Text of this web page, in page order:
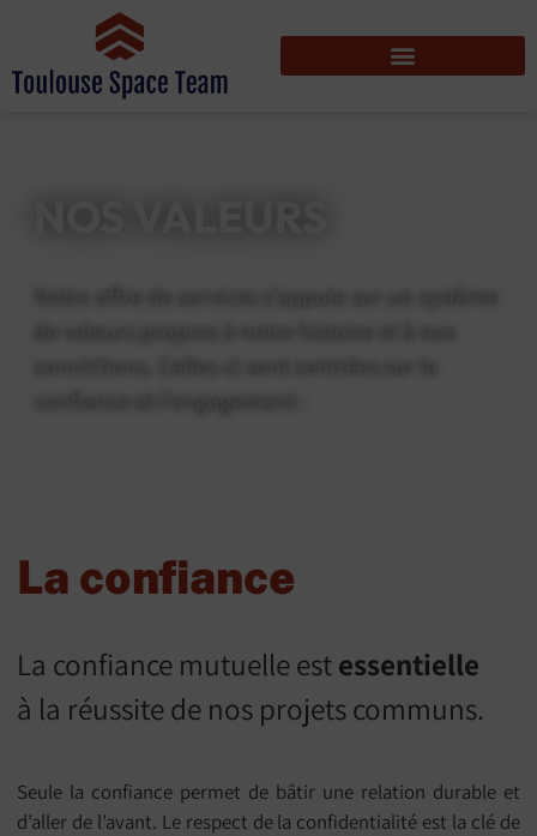
La confiance
La confiance mutuelle estessentielle
à la réussite de nos projets communs.
Seule la confiance permet de bâtir une relation durable et
d’aller de l’avant. Le respect de la confidentialité est la clé de